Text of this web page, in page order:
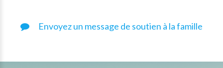
Envoyez un message de soutien à la famille